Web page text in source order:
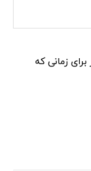
زمانی که